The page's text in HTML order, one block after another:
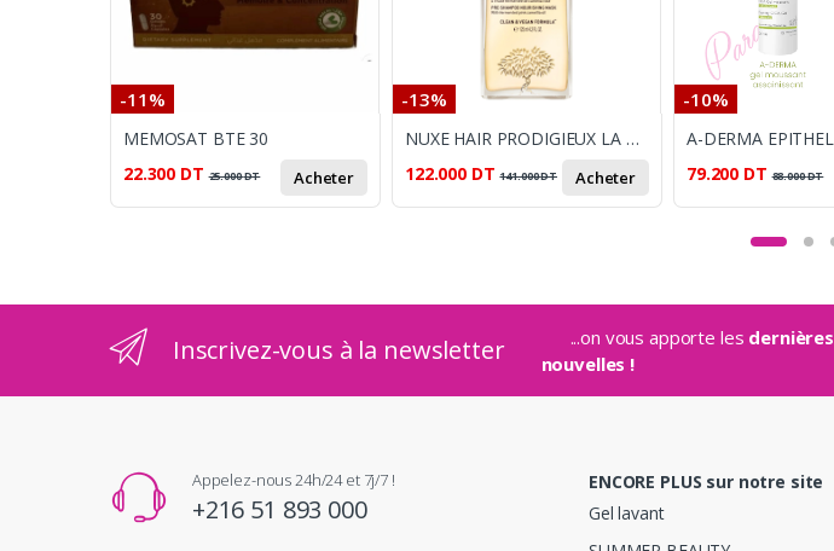
-11%
MEMOSAT BTE 30
22.300 DT 25.000DT Acheter
-13%
NUXE HAIR PRODIGIEUX LA MASQUE NUTRITION AVANT SHAMPOOING 125ML
122.000 DT 141.000DT Acheter
-10%
79.200 DT 88.000DT
Inscrivez-vous à la newsletter ...on vous apporte les dernières
nouvelles !
Appelez-nous 24h/24 et 7j/7 !
+216 51 893 000
ENCORE PLUS sur notre site
Gel lavant